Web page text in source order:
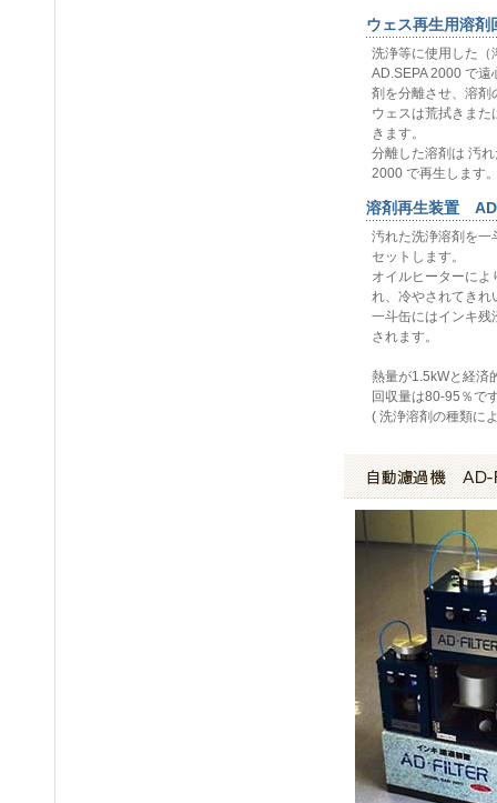
ウェス再生用溶
洗浄等に使用した（
AD.SEPA 2000 で
剤を分離させ、溶剤
ウェスは荒拭きま
きます。
分離した溶剤は 汚
2000 で再生します
溶剤再生装置
汚れた洗浄溶剤を一
セットします。
オイルヒーターに
れ、冷やされてきれ
一斗缶にはインキ残
されます。
熱量が1.5kWと経済
回収量は80-95％で
( 洗浄溶剤の種類に